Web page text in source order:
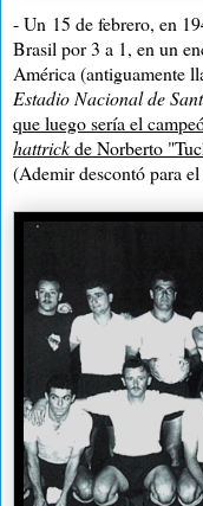
- Un 15 de febrero, en
Brasil por3 a 1, en un
América (antiguamente
Estadio Nacional de
que luego sería el
hattrickde Norberto
(Ademir descontó para el